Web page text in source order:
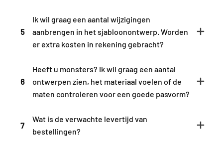
5
Ik wil graag een aantal wijzigingen
aanbrengen in het sjabloonontwerp. Worden
er extra kosten in rekening gebracht?
6
Heeft u monsters? Ik wil graag een aantal
ontwerpen zien, het materiaal voelen of de
maten controleren voor een goede pasvorm?
7
Wat is de verwachte levertijd van
bestellingen?